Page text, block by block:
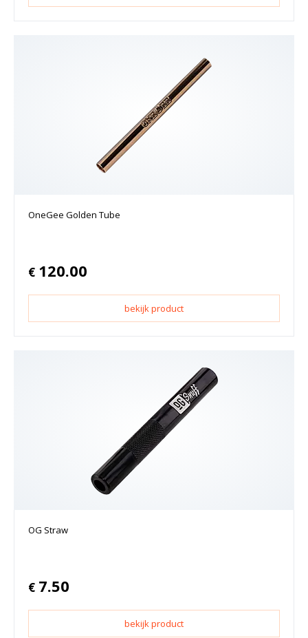
OneGee Golden Tube
€ 120.00
bekijk product
OG Straw
€ 7.50
bekijk product